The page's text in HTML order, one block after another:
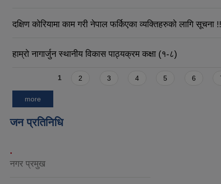
दक्षिण कोरियामा काम गरी नेपाल फर्किएका व्यक्तिहरुको लागि सूचना
हाम्रो नागार्जुन स्थानीय विकास पाठ्यक्रम कक्षा (१-८)
1 2 3 4 5 6
more
जन प्रतिनिधि
.
नगर प्रमुख